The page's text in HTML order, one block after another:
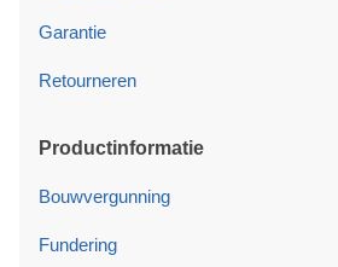
Garantie
Retourneren
Productinformatie
Bouwvergunning
Fundering